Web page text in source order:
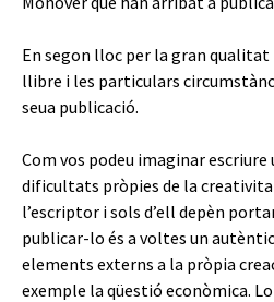
En segon lloc per la gran
llibre i les particulars
seua publicació.
Com vos podeu imaginar
dificultats pròpies de la
l’escriptor i sols d’ell depèn
publicar-lo és a voltes un
elements externs a la pròpia
exemple la qüestió econòmica.